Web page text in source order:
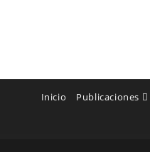
Inicio Publicaciones